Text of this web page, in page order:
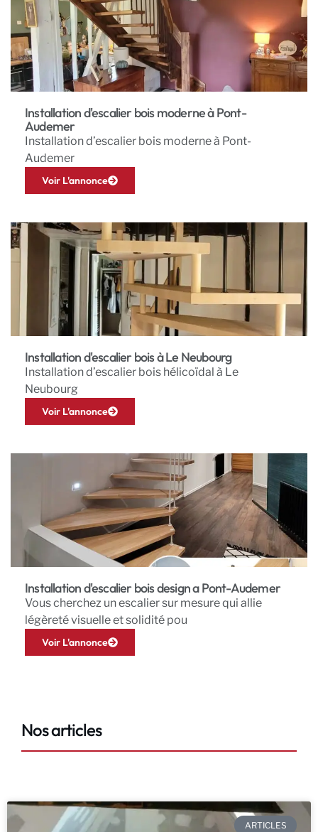
Installation d'escalier bois moderne à Pont-
Audemer
Installation d’escalier bois moderne à Pont-
Audemer
Voir L'annonce
Installation d'escalier bois à Le Neubourg
Installation d’escalier bois hélicoïdal à Le
Neubourg
Voir L'annonce
Installation d'escalier bois design a Pont-Audemer
Vous cherchez un escalier sur mesure qui allie
légèreté visuelle et solidité pou
Voir L'annonce
Nos articles
ARTICLES